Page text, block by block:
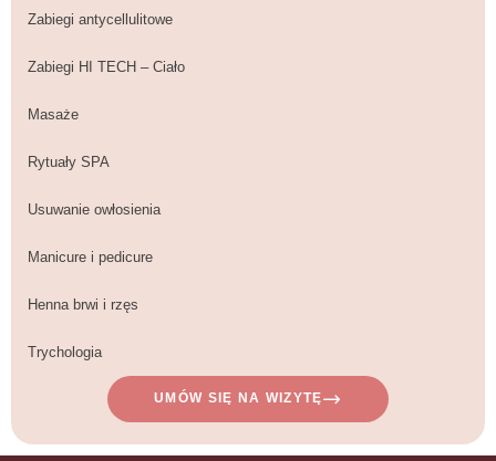
Zabiegi antycellulitowe
Zabiegi HI TECH – Ciało
Masaże
Rytuały SPA
Usuwanie owłosienia
Manicure i pedicure
Henna brwi i rzęs
Trychologia
UMÓW SIĘ NA WIZYTĘ